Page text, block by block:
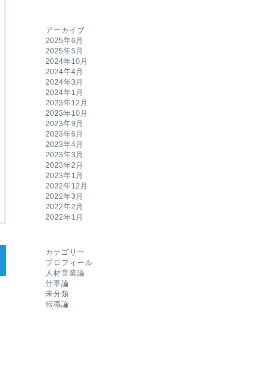
アーカイブ
2025年6月
2025年5月
2024年10月
2024年4月
2024年3月
2024年1月
2023年12月
2023年10月
2023年9月
2023年6月
2023年4月
2023年3月
2023年2月
2023年1月
2022年12月
2022年3月
2022年2月
2022年1月
カテゴリー
プロフィール
人材営業論
仕事論
未分類
転職論